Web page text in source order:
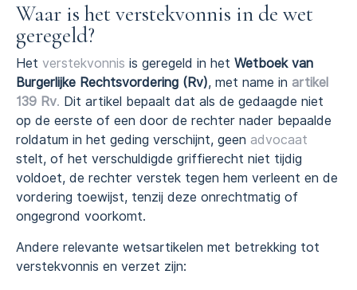
Waar is het verstekvonnis in de wet
geregeld?
Het verstekvonnis is geregeld in het Wetboek van
Burgerlijke Rechtsvordering (Rv), met name in artikel
139 Rv. Dit artikel bepaalt dat als de gedaagde niet
op de eerste of een door de rechter nader bepaalde
roldatum in het geding verschijnt, geen advocaat
stelt, of het verschuldigde griffierecht niet tijdig
voldoet, de rechter verstek tegen hem verleent en de
vordering toewijst, tenzij deze onrechtmatig of
ongegrond voorkomt.
Andere relevante wetsartikelen met betrekking tot
verstekvonnis en verzet zijn: